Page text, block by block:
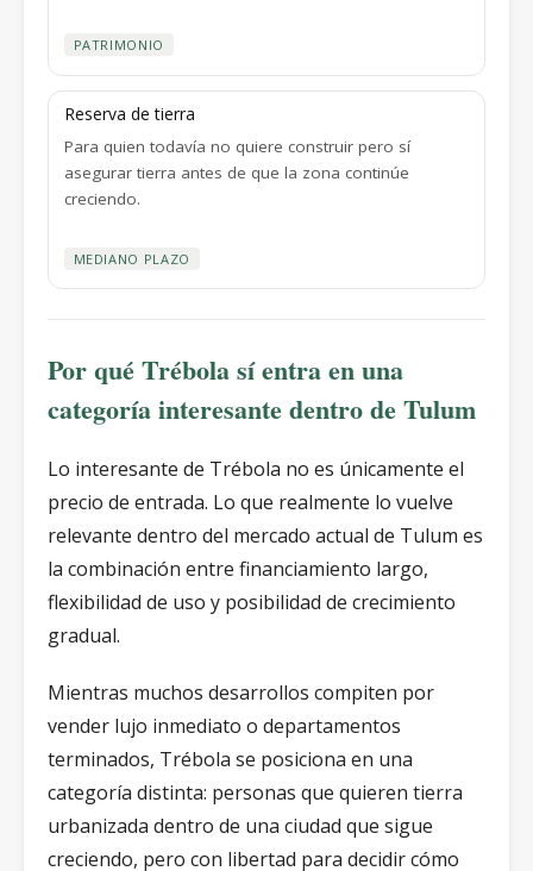
PATRIMONIO
Reserva de tierra
Para quien todavía no quiere construir pero sí
asegurar tierra antes de que la zona continúe
creciendo.
MEDIANO PLAZO
Por qué Trébola sí entra en una
categoría interesante dentro de Tulum
Lo interesante de Trébola no es únicamente el
precio de entrada. Lo que realmente lo vuelve
relevante dentro del mercado actual de Tulum es
la combinación entre financiamiento largo,
flexibilidad de uso y posibilidad de crecimiento
gradual.
Mientras muchos desarrollos compiten por
vender lujo inmediato o departamentos
terminados, Trébola se posiciona en una
categoría distinta: personas que quieren tierra
urbanizada dentro de una ciudad que sigue
creciendo, pero con libertad para decidir cómo